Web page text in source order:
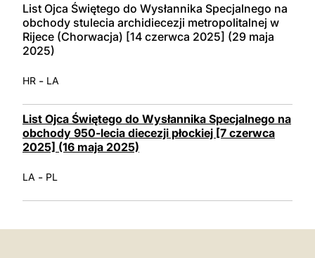
List Ojca Świętego do Wysłannika Specjalnego na
obchody stulecia archidiecezji metropolitalnej w
Rijece (Chorwacja) [14 czerwca 2025] (29 maja
2025)
HR - LA
List Ojca Świętego do Wysłannika Specjalnego na
obchody 950-lecia diecezji płockiej [7 czerwca
2025] (16 maja 2025)
LA - PL